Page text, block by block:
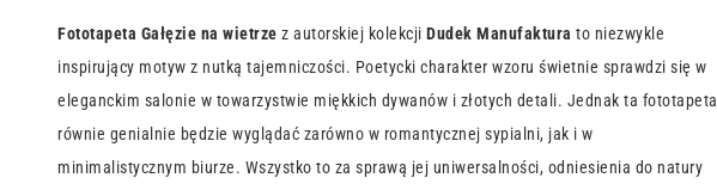
Fototapeta Gałęzie na wietrze z autorskiej kolekcji Dudek Manufaktura to niezwykle
inspirujący motyw z nutką tajemniczości. Poetycki charakter wzoru świetnie sprawdzi się w
eleganckim salonie w towarzystwie miękkich dywanów i złotych detali. Jednak ta fototapeta
równie genialnie będzie wyglądać zarówno w romantycznej sypialni, jak i w
minimalistycznym biurze. Wszystko to za sprawą jej uniwersalności, odniesienia do natury